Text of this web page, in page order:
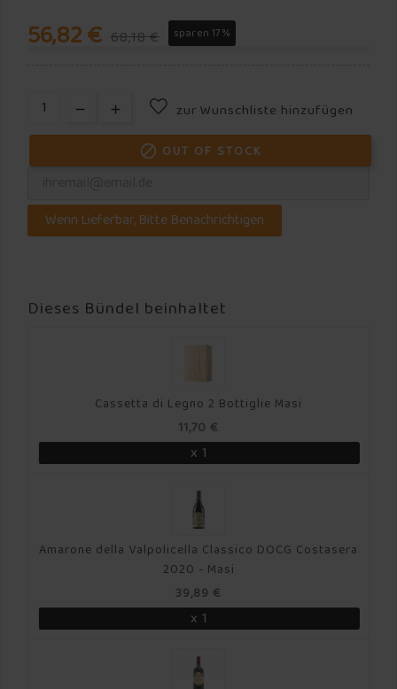
56,82 € 68,18 € sparen 17%
zur Wunschliste hinzufügen
 OUT OF STOCK
Wenn Lieferbar, Bitte Benachrichtigen
Dieses Bündel beinhaltet
Cassetta di Legno 2 Bottiglie Masi
11,70 €
x 1
Amarone della Valpolicella Classico DOCG Costasera
2020 - Masi
39,89 €
x 1